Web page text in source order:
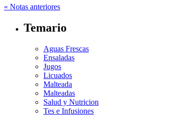
« Notas anteriores
Temario
Aguas Frescas
Ensaladas
Jugos
Licuados
Malteada
Malteadas
Salud y Nutricion
Tes e Infusiones